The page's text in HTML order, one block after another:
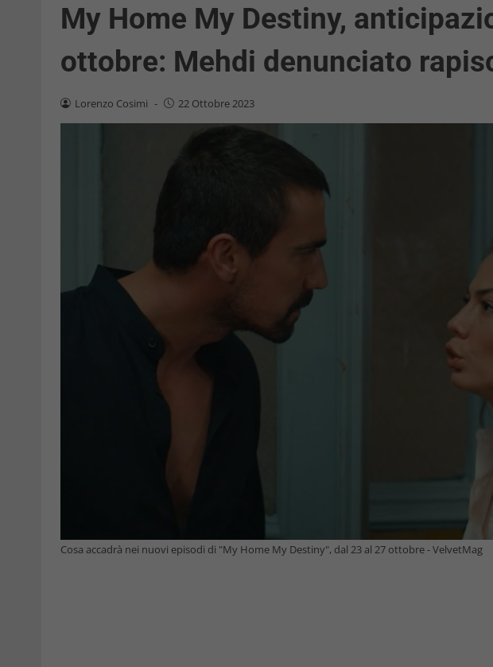
My Home My Destiny,
ottobre: Mehdi denunciato
Lorenzo Cosimi - 22 Ottobre 2023
Cosa accadrà nei nuovi episodi di "My Home My Destiny", dal 23 al 27 ottobre - VelvetMag